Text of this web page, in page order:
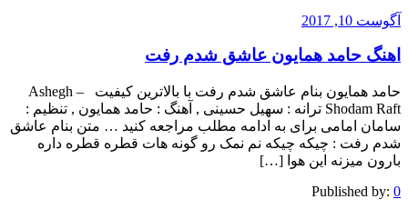
آگوست 10, 2017
اهنگ حامد همایون عاشق شدم رفت
حامد همایون بنام عاشق شدم رفت با بالاترین کیفیت – Ashegh
Shodam Raft ترانه : سهیل حسینی , آهنگ : حامد همایون , تنظیم :
سامان امامی برای به ادامه مطلب مراجعه کنید … متن بنام عاشق
شدم رفت : چیکه چیکه نم نمک رو گونه هات قطره قطره داره
بارون میزنه این هوا […]
Published by: 0